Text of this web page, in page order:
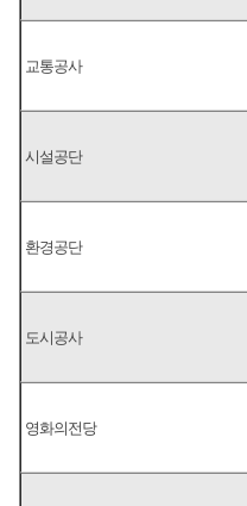
교통공사
시설공단
환경공단
도시공사
영화의전당